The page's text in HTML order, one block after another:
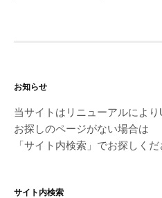
お知らせ
当サイトはリニューアルによ
お探しのページがない場合は
「サイト内検索」でお探しくだ
サイト内検索